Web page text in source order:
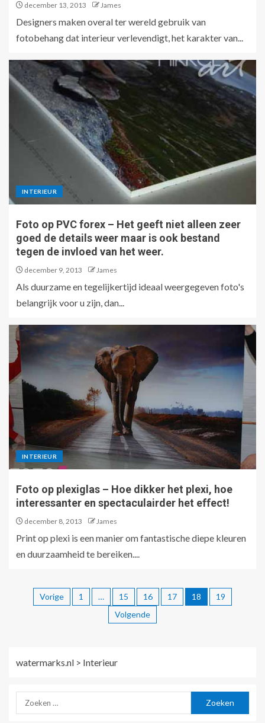
december 13, 2013 James
Designers maken overal ter wereld gebruik van
fotobehang dat interieur verlevendigt, het karakter van...
INTERIEUR
Foto op PVC forex – Het geeft niet alleen zeer
goed de details weer maar is ook bestand
tegen de invloed van het weer.
december 9, 2013 James
Als duurzame en tegelijkertijd ideaal weergegeven foto's
belangrijk voor u zijn, dan...
INTERIEUR
Foto op plexiglas – Hoe dikker het plexi, hoe
interessanter en spectaculairder het effect!
december 8, 2013 James
Print op plexi is een manier om fantastische diepe kleuren
en duurzaamheid te bereiken....
Vorige 1 … 15 16 17 18
19
Volgende
watermarks.nl > Interieur